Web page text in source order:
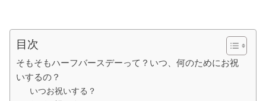
目次
そもそもハーフバースデーって？いつ、何のためにお祝
いするの？
いつお祝いする？